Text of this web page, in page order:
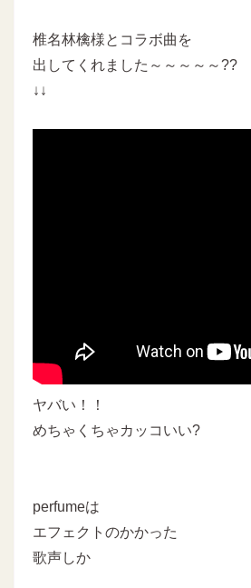
椎名林檎様とコラボ曲を
出してくれました～～～～～??
↓↓
ヤバい！！
めちゃくちゃカッコいい?
perfumeは
エフェクトのかかった
歌声しか